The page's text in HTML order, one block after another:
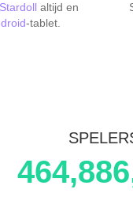
Stardoll altijd en
-tablet.